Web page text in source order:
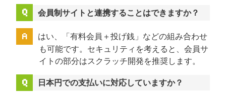
会員制サイトと連携することはできますか？
はい、「有料会員＋投げ銭」などの組み合わせ
も可能です。セキュリティを考えると、会員サ
イトの部分はスクラッチ開発を推奨します。
日本円での支払いに対応していますか？